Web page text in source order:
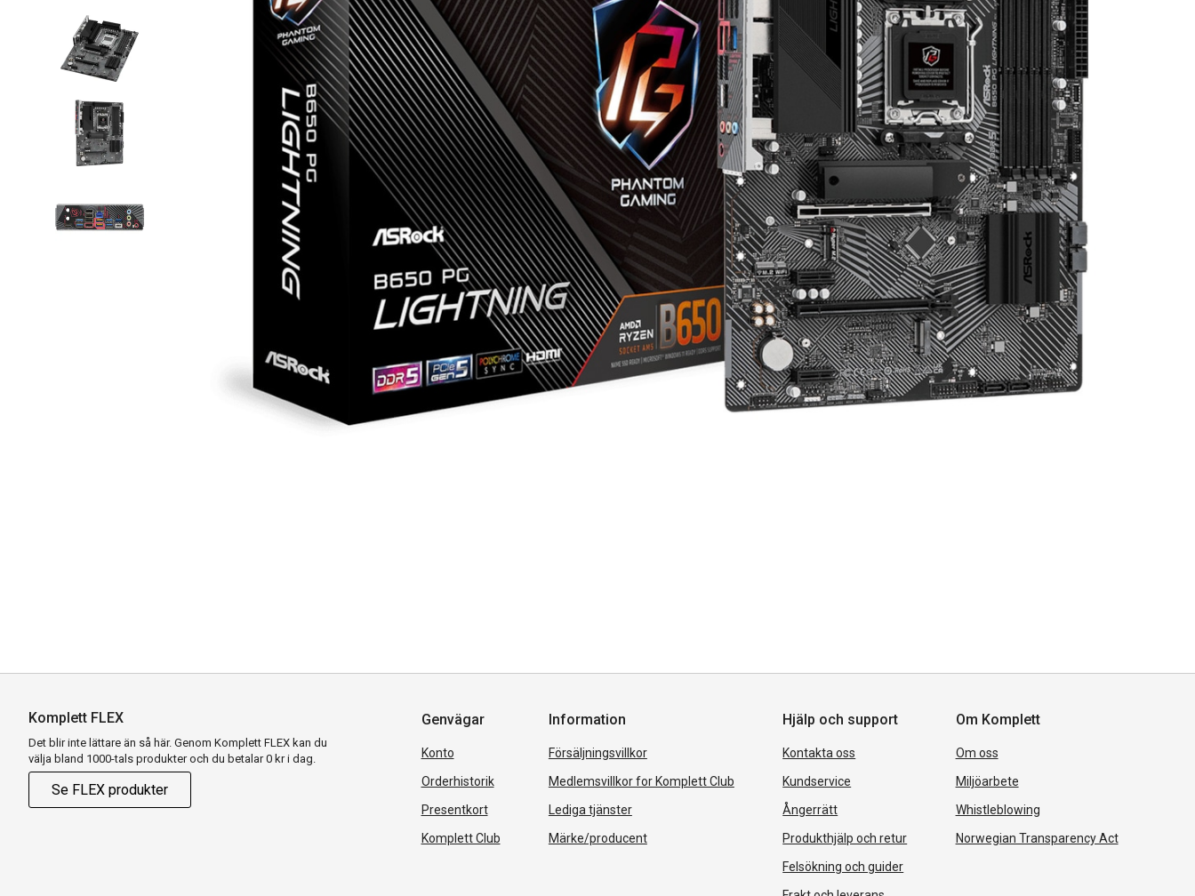
Komplett FLEX
Det blir inte lättare än så här. Genom Komplett FLEX kan du
välja bland 1000-tals produkter och du betalar 0 kr i dag.
Se FLEX produkter
Genvägar
Konto
Orderhistorik
Presentkort
Komplett Club
Information
Försäljningsvillkor
Medlemsvillkor for Komplett Club
Lediga tjänster
Märke/producent
Hjälp och support
Kontakta oss
Kundservice
Ångerrätt
Produkthjälp och retur
Felsökning och guider
Om Komplett
Om oss
Miljöarbete
Whistleblowing
Norwegian Transparency Act